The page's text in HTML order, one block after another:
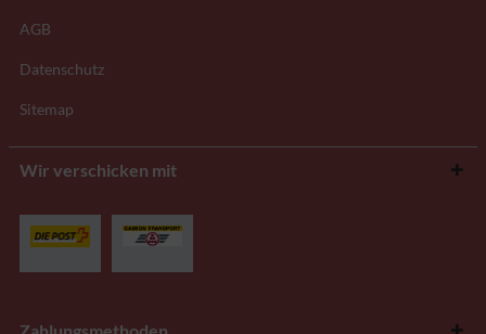
AGB
Datenschutz
Sitemap
Wir verschicken mit